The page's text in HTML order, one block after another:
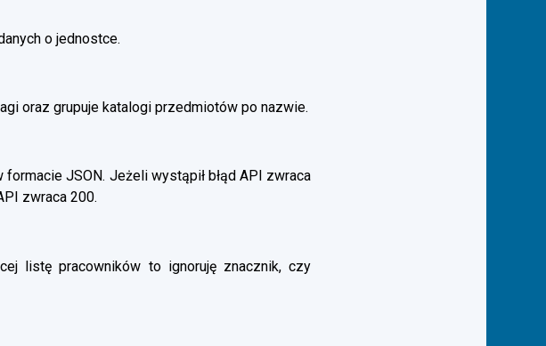
o jednostce.
oraz grupuje katalogi przedmiotów po nazwie.
JSON. Jeżeli wystąpił błąd API zwraca
zwraca 200.
listę pracowników to ignoruję znacznik, czy